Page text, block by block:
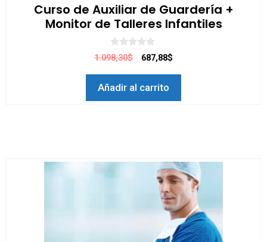
Curso de Auxiliar de Guardería +
Monitor de Talleres Infantiles
0
d
1.098,30$ 687,88$
Añadir al carrito